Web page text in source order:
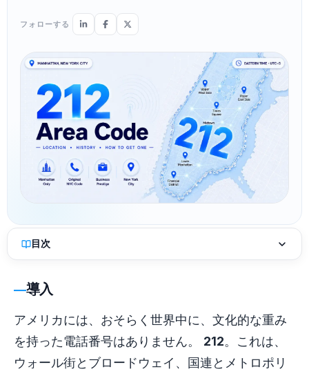
フォローする
目次
導入
アメリカには、おそらく世界中に、文化的な重み
を持った電話番号はありません。
212。これは、
ウォール街とブロードウェイ、国連とメトロポリ